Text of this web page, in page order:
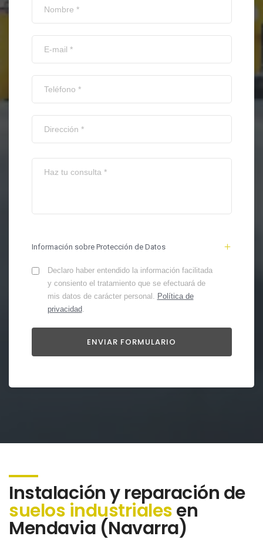
Información sobre Protección de Datos
Declaro haber entendido la información facilitada
y consiento el tratamiento que se efectuará de
mis datos de carácter personal. Política de
privacidad.
Instalación y reparación de
suelos industrialesen
Mendavia (Navarra)